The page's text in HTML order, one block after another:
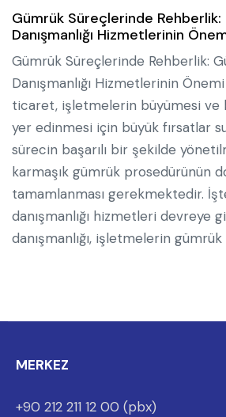
Gümrük Süreçlerinde Rehberlik:
Danışmanlığı Hizmetlerinin
Gümrük Süreçlerinde Rehberlik:
Danışmanlığı Hizmetlerinin Önemi
ticaret, işletmelerin büyümesi ve
yer edinmesi için büyük fırsatlar
sürecin başarılı bir şekilde
karmaşık gümrük prosedürünün
tamamlanması gerekmektedir.
danışmanlığı hizmetleri devreye
danışmanlığı, işletmelerin
MERKEZ
+90 212 211 12 00 (pbx)